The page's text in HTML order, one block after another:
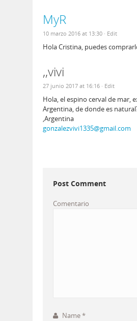
MyR
10 marzo 2016 at 13:30 · Edit
Hola Cristina, puedes
,,vivi
27 junio 2017 at 16:16 · Edit
Hola, el espino cerval de mar,
Argentina, de donde es
,Argentina
gonzalezvivi1335@gmail.com
Post Comment
Comentario
Name*